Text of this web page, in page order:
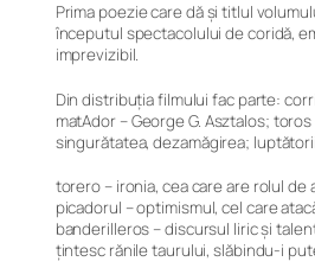
Prima poezie care dă și titlul
începutul spectacolului de coridă,
imprevizibil.
Din distribuția filmului fac parte:
matAdor – George G. Asztalos;
singurătatea, dezamăgirea;
torero – ironia, cea care are rolul de
picadorul – optimismul, cel care
banderilleros – discursul liric și
ţintesc rănile taurului, slăbindu-i